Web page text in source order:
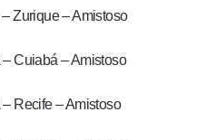
Zurique – Amistoso
Cuiabá – Amistoso
Recife – Amistoso